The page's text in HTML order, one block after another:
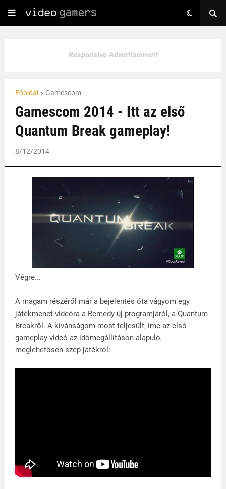
Responsive Advertisement
Főoldal Gamescom
Gamescom 2014 - Itt az első
Quantum Break gameplay!
8/12/2014
Végre...
A magam részéről már a bejelentés óta vágyom egy
játékmenet videóra a Remedy új programjáról, a Quantum
Breakről. A kívánságom most teljesült, íme az első
gameplay videó az időmegállításon alapuló,
meglehetősen szép játékról: